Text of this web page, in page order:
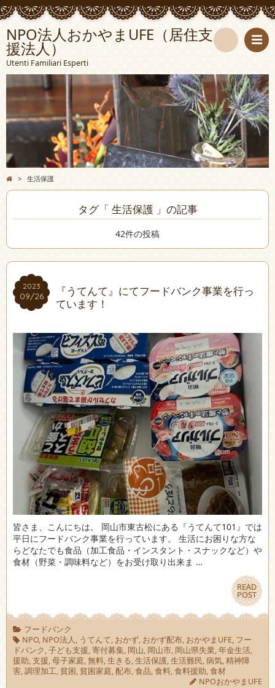
NPO法人おかやまUFE（居住支
援法人）
Utenti Familiari Esperti
索
> 生活保護
タグ「 生活保護 」の記事
42件の投稿
2023
09/26
2023
09/26
『うてんて』にてフードバンク事業を行っ
ています！
皆さま、こんにちは。 岡山市東古松にある『うてんて101』では
平日にフードバンク事業を行っています。 生活にお困りな方な
らどなたでも食品（加工食品・インスタント・スナックなど）や
食材（野菜・調味料など）をお受け取り出来ま …
READ
POST
READ
POST
フードバンク
NPO, NPO法人, うてんて, おかず, おかず配布, おかやまUFE, フー
ドバンク,子ども支援,寄付募集, 岡山, 岡山市, 岡山県失業,年金生活,
援助,支援,母子家庭,無料,生きる,生活保護,生活難民,病気,精神障
害,調理加工,貧困,貧困家庭,配布,食品,食料,食料援助,食材
NPOおかやまUFE